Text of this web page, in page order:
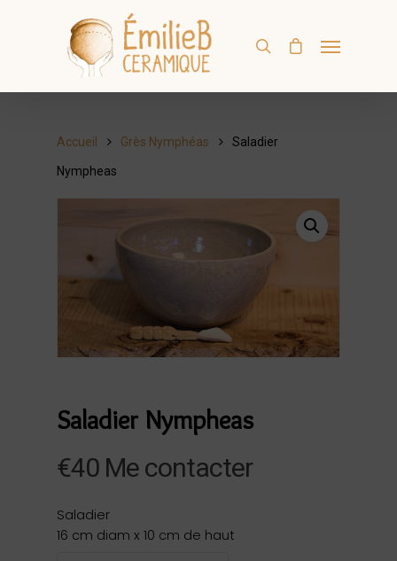
Accueil Grès Nymphéas Saladier
Nympheas
Saladier Nympheas
€40 Me contacter
Saladier
16 cm diam x 10 cm de haut